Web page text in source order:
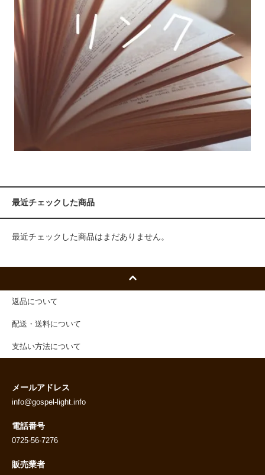
最近チェックした商品
最近チェックした商品はまだありません。
返品について
配送・送料について
支払い方法について
メールアドレス
info@gospel-light.info
電話番号
0725-56-7276
販売業者